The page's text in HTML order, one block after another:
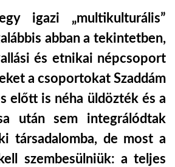
igazi „multikulturális”
abban a tekintetben,
és etnikai népcsoport
a csoportokat Szaddám
előtt is néha üldözték és a
után sem integrálódtak
társadalomba, de most a
szembesülniük: a teljes